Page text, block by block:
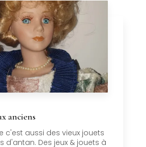
anciens
c'est aussi des vieux jouets
d'antan. Des jeux & jouets à